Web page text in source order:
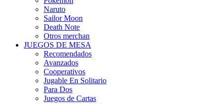
Naruto
Sailor Moon
Death Note
Otros merchan
JUEGOS DE MESA
Recomendados
Avanzados
Cooperativos
Jugable En Solitario
Para Dos
Juegos de Cartas